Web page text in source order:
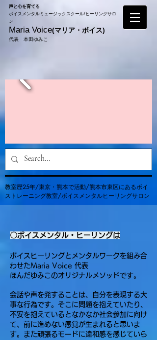
声と心を育てる
​ボイスメンタルミュージックスクール/ヒーリングサロ
ン
Maria Voice(マリ ア・ ボイス)
代表 本田ゆみこ
教室歴25年/東京・熊本で活動/熊本市東区にあるボイ
ストレーニング教室/ボイスメンタルヒーリングサロン
〇ボイスメンタル・ヒーリングは
ボイスヒーリングとメンタルワークを組み合
わせたMaria Voice 代表
ほんだゆみこのオリジナルメソッドです。
会話や声を発することは、自分を表現する大
事な行為です。 そこに問題を抱えていたり、
不安を抱えているとなかなか社会参加に向け
て、前に進めない感覚が生まれると思いま
す。 また頑張るモードに違和感を感じていら